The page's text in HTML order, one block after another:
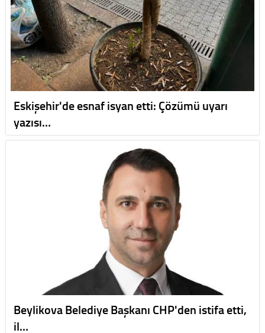
Eskişehir'de esnaf isyan etti: Çözümü uyarı
yazısı…
Beylikova Belediye Başkanı CHP'den istifa etti,
il…